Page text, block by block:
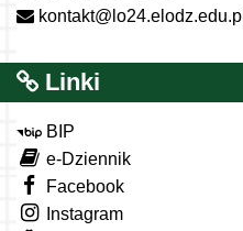
kontakt@lo24.elodz.edu.pl
Linki
BIP
e-Dziennik
Facebook
Instagram